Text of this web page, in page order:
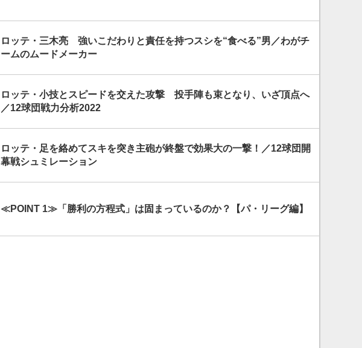
ロッテ・三木亮 強いこだわりと責任を持つスシを“食べる”男／わがチ
ームのムードメーカー
ロッテ・小技とスピードを交えた攻撃 投手陣も束となり、いざ頂点へ
／12球団戦力分析2022
ロッテ・足を絡めてスキを突き主砲が終盤で効果大の一撃！／12球団開
幕戦シュミレーション
≪POINT 1≫「勝利の方程式」は固まっているのか？【パ・リーグ編】